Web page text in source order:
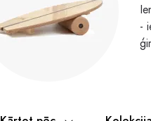
-